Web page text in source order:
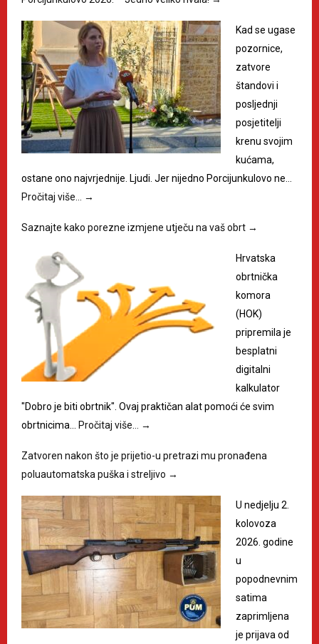
Kad se ugase
pozornice,
zatvore
štandovi i
posljednji
posjetitelji
krenu svojim
kućama,
ostane ono najvrjednije. Ljudi. Jer nijedno Porcijunkulovo ne…
Pročitaj više…
→
Saznajte kako porezne izmjene utječu na vaš obrt →
Hrvatska
obrtnička
komora
(HOK)
pripremila je
besplatni
digitalni
kalkulator
"Dobro je biti obrtnik". Ovaj praktičan alat pomoći će svim
obrtnicima… Pročitaj više… →
Zatvoren nakon što je prijetio-u pretrazi mu pronađena
poluautomatska puška i streljivo →
U nedjelju 2.
kolovoza
2026. godine
u
popodnevnim
satima
zaprimljena
je prijava od